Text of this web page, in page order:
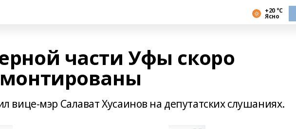
+20 °С
Ясно
части Уфы скоро
вице-мэр Салават Хусаинов на депутатских слушаниях.